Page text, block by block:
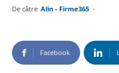
De către Alin - Firme365 -
Facebook